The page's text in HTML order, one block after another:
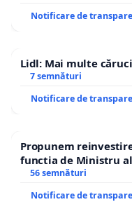
Notificare de
Lidl: Mai multe
7 semnături
Notificare de
Propunem
functia de Ministru
56 semnături
Notificare de